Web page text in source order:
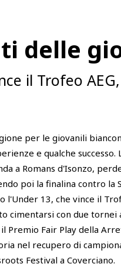
delle
il Trofeo
per le giovanili
e qualche successo.
a Romans d'Isonzo,
poi la finalina contro la
l'Under 13, che vince il
cimentarsi con due tornei
Premio Fair Play della
nel recupero di
Festival a Coverciano.